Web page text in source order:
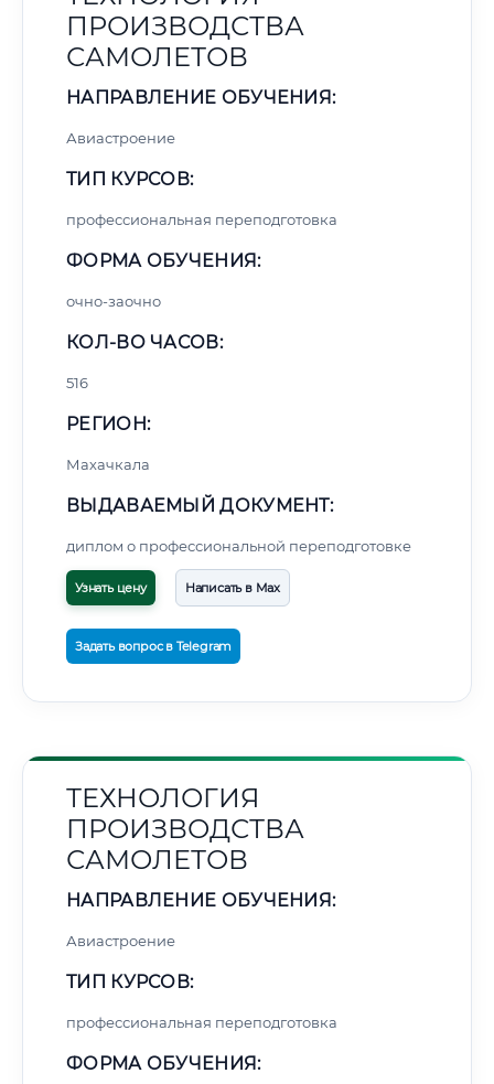
ПРОИЗВОДСТВА
САМОЛЕТОВ
НАПРАВЛЕНИЕ ОБУЧЕНИЯ:
Авиастроение
ТИП КУРСОВ:
профессиональная переподготовка
ФОРМА ОБУЧЕНИЯ:
очно-заочно
КОЛ-ВО ЧАСОВ:
516
РЕГИОН:
Махачкала
ВЫДАВАЕМЫЙ ДОКУМЕНТ:
диплом о профессиональной переподготовке
Узнать цену Написать в Max
Задать вопрос в Telegram
ТЕХНОЛОГИЯ
ПРОИЗВОДСТВА
САМОЛЕТОВ
НАПРАВЛЕНИЕ ОБУЧЕНИЯ:
Авиастроение
ТИП КУРСОВ:
профессиональная переподготовка
ФОРМА ОБУЧЕНИЯ: